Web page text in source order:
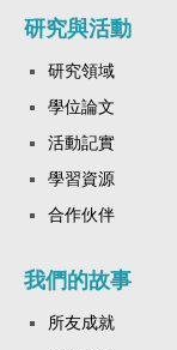
研究與活動
研究領域
學位論文
活動記實
學習資源
合作伙伴
我們的故事
所友成就